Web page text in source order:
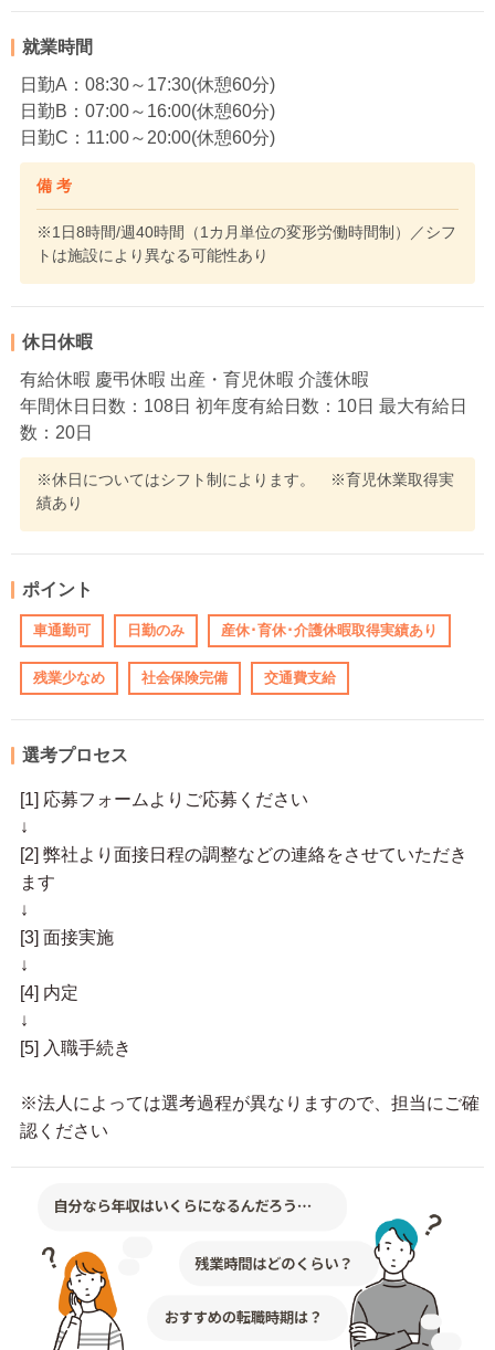
就業時間
日勤A：08:30～17:30(休憩60分)
日勤B：07:00～16:00(休憩60分)
日勤C：11:00～20:00(休憩60分)
備 考
※1日8時間/週40時間（1カ月単位の変形労働時間制）／シフ
トは施設により異なる可能性あり
休日休暇
有給休暇 慶弔休暇 出産・育児休暇 介護休暇
年間休日日数：108日 初年度有給日数：10日 最大有給日
数：20日
※休日についてはシフト制によります。 ※育児休業取得実
績あり
ポイント
車通勤可 日勤のみ 産休･育休･介護休暇取得実績あり
残業少なめ 社会保険完備 交通費支給
選考プロセス
[1] 応募フォームよりご応募ください
↓
[2] 弊社より面接日程の調整などの連絡をさせていただき
ます
↓
[3] 面接実施
↓
[4] 内定
↓
[5] 入職手続き
※法人によっては選考過程が異なりますので、担当にご確
認ください